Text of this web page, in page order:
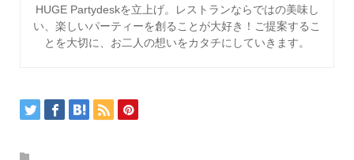
HUGE Partydeskを立上げ。レストランならではの美味し
い、楽しいパーティーを創ることが大好き！ご提案するこ
とを大切に、お二人の想いをカタチにしていきます。